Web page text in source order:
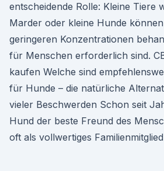
entscheidende Rolle: Kleine Tiere
Marder oder kleine Hunde
geringeren Konzentrationen
für Menschen erforderlich sind.
kaufen Welche sind
für Hunde – die natürliche
vieler Beschwerden Schon seit
Hund der beste Freund des
oft als vollwertiges